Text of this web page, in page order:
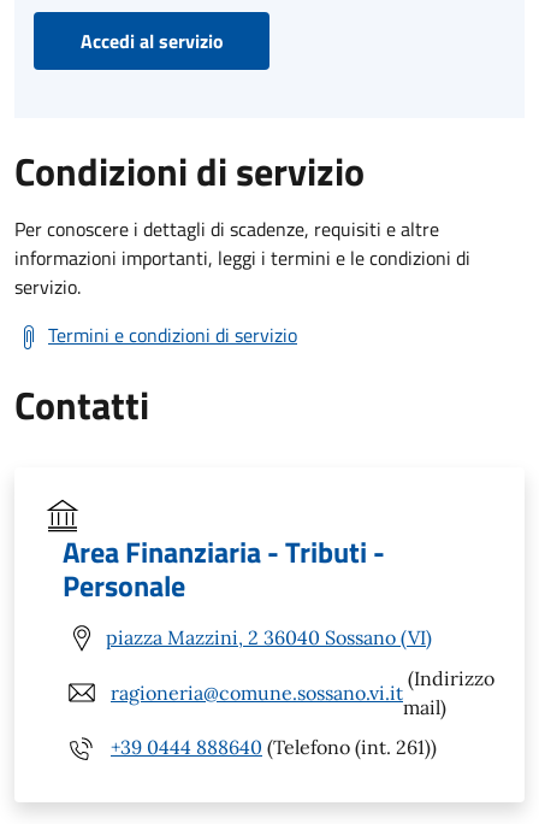
Accedi al servizio
Condizioni di servizio
Per conoscere i dettagli di scadenze, requisiti e altre
informazioni importanti, leggi i termini e le condizioni di
servizio.
Termini e condizioni di servizio
Contatti
Area Finanziaria - Tributi -
Personale
piazza Mazzini, 2 36040 Sossano (VI)
ragioneria@comune.sossano.vi.it
(Indirizzo
mail)
+39 0444 888640 (Telefono (int. 261))